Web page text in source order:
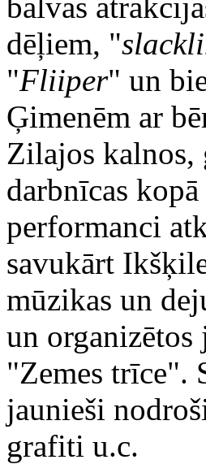
dēļiem, "
"Fliiper" un
Ģimenēm ar
Zilajos kalnos,
darbnīcas
performanci
savukārt
mūzikas un
un
"Zemes trīce".
jaunieši
grafiti u.c.